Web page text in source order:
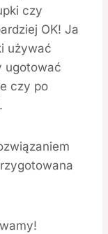
czy
OK! Ja
używać
ugotować
czy po